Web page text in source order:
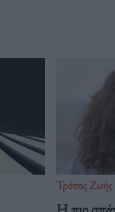
Τρόπος Ζωής